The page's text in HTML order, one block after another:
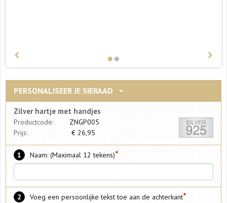
PERSONALISEER JE SIERAAD
Zilver hartje met handjes
Productcode:
ZNGP005
Prijs:
€ 26,95
1 Naam: (Maximaal 12 tekens)*
2 Voeg een persoonlijke tekst toe aan de achterkant*